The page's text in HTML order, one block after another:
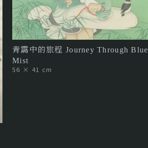
青靄中的旅程 Journey Through Blue
Mist
56 × 41 cm